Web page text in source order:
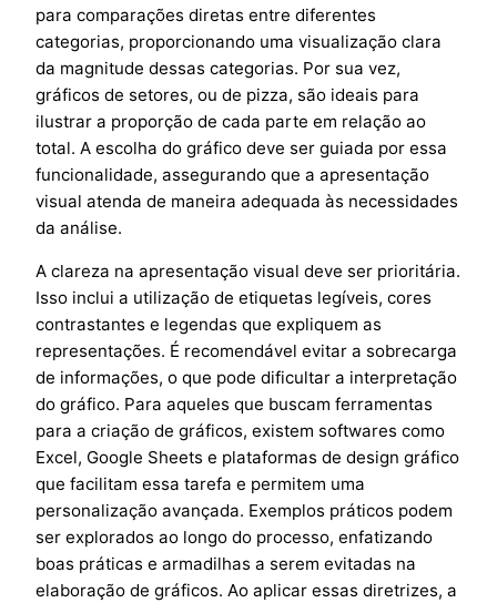
para comparações diretas entre diferentes
categorias, proporcionando uma visualização clara
da magnitude dessas categorias. Por sua vez,
gráficos de setores, ou de pizza, são ideais para
ilustrar a proporção de cada parte em relação ao
total. A escolha do gráfico deve ser guiada por essa
funcionalidade, assegurando que a apresentação
visual atenda de maneira adequada às necessidades
da análise.
A clareza na apresentação visual deve ser prioritária.
Isso inclui a utilização de etiquetas legíveis, cores
contrastantes e legendas que expliquem as
representações. É recomendável evitar a sobrecarga
de informações, o que pode dificultar a interpretação
do gráfico. Para aqueles que buscam ferramentas
para a criação de gráficos, existem softwares como
Excel, Google Sheets e plataformas de design gráfico
que facilitam essa tarefa e permitem uma
personalização avançada. Exemplos práticos podem
ser explorados ao longo do processo, enfatizando
boas práticas e armadilhas a serem evitadas na
elaboração de gráficos. Ao aplicar essas diretrizes, a